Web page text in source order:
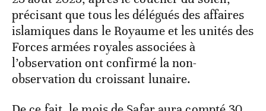
précisant que tous les délégués des affaires
islamiques dans le Royaume et les unités des
Forces armées royales associées à
l’observation ont confirmé la non-
observation du croissant lunaire.